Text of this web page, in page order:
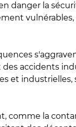
danger la
vulnérables,
accidents
et industrielles,
comme la